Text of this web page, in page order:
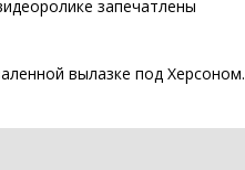
запечатлены
вылазке под Херсоном.